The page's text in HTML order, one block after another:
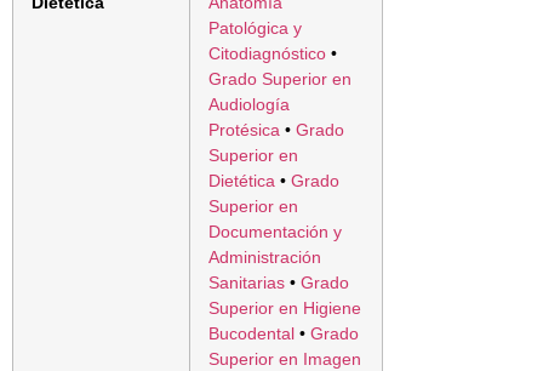
Patológica y
Citodiagnóstico •
Grado Superior en
Audiología
Protésica • Grado
Superior en
Dietética • Grado
Superior en
Documentación y
Administración
Sanitarias • Grado
Superior en Higiene
Bucodental • Grado
Superior en Imagen